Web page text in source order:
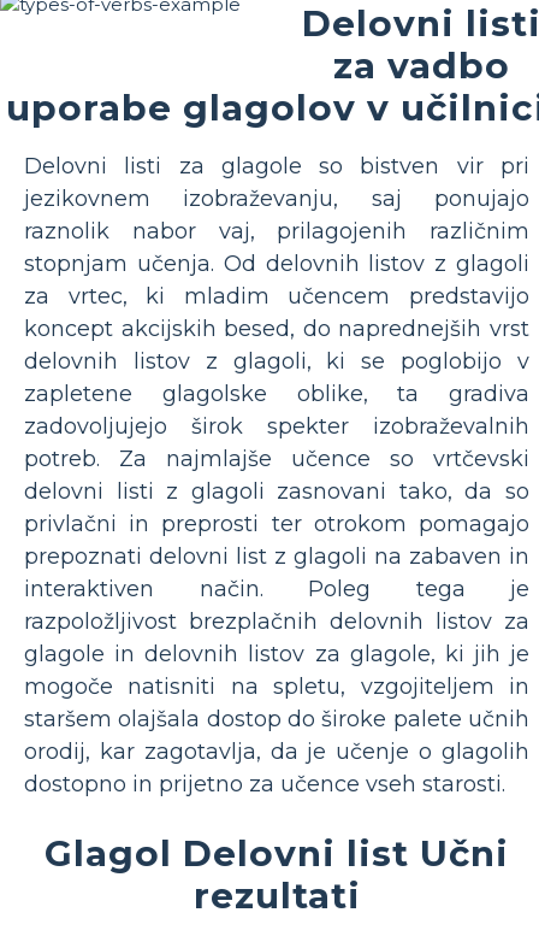
Delovni
za vadbo
uporabe glagolov v
Delovni listi za glagole so bistven vir pri
jezikovnem izobraževanju, saj ponujajo
raznolik nabor vaj, prilagojenih različnim
stopnjam učenja. Od delovnih listov z glagoli
za vrtec, ki mladim učencem predstavijo
koncept akcijskih besed, do naprednejših vrst
delovnih listov z glagoli, ki se poglobijo v
zapletene glagolske oblike, ta gradiva
zadovoljujejo širok spekter izobraževalnih
potreb. Za najmlajše učence so vrtčevski
delovni listi z glagoli zasnovani tako, da so
privlačni in preprosti ter otrokom pomagajo
prepoznati delovni list z glagoli na zabaven in
interaktiven način. Poleg tega je
razpoložljivost brezplačnih delovnih listov za
glagole in delovnih listov za glagole, ki jih je
mogoče natisniti na spletu, vzgojiteljem in
staršem olajšala dostop do široke palete učnih
orodij, kar zagotavlja, da je učenje o glagolih
dostopno in prijetno za učence vseh starosti.
Glagol Delovni list Učni
rezultati